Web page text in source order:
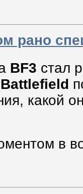
рано
BF3 стал
Battlefield
какой
в